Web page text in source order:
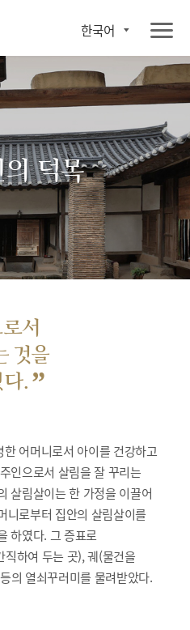
한국어
덕목
서
것을
. ”
어머니로서 아이를 건강하고
인으로서 살림을 잘 꾸리는
살림살이는 한 가정을 이끌어
니로부터 집안의 살림살이를
하였다. 그 증표로
하여 두는 곳), 궤(물건을
의 열쇠꾸러미를 물려받았다.